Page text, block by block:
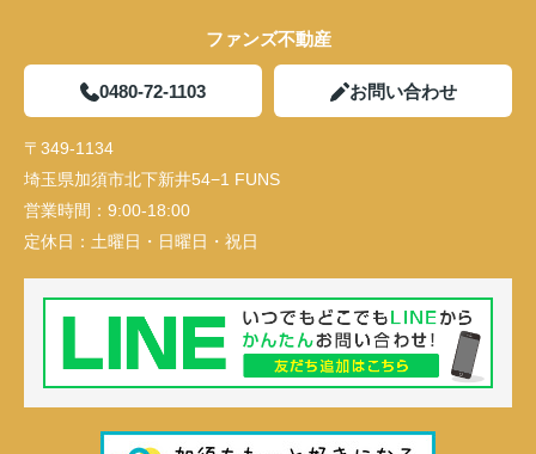
ファンズ不動産
0480-72-1103 お問い合わせ
〒349-1134
埼玉県加須市北下新井54−1 FUNS
営業時間： 9:00-18:00
定休日： 土曜日・日曜日・祝日